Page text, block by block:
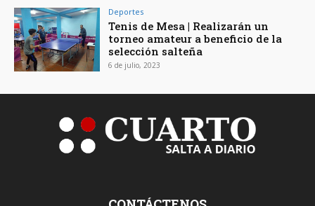
Deportes
Tenis de Mesa | Realizarán un
torneo amateur a beneficio de la
selección salteña
6 de julio, 2023